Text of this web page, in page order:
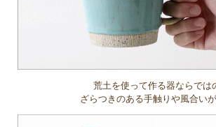
荒土を使って作る器ならでは
ざらつきのある手触りや風合い